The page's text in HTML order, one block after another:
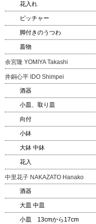
花入れ
ピッチャー
脚付きのうつわ
蓋物
余宮隆 YOMIYA Takashi
井銅心平 IDO Shimpei
酒器
小皿、取り皿
向付
小鉢
大鉢 中鉢
花入
中里花子 NAKAZATO Hanako
酒器
大皿 中皿
小皿 13cmから17cm